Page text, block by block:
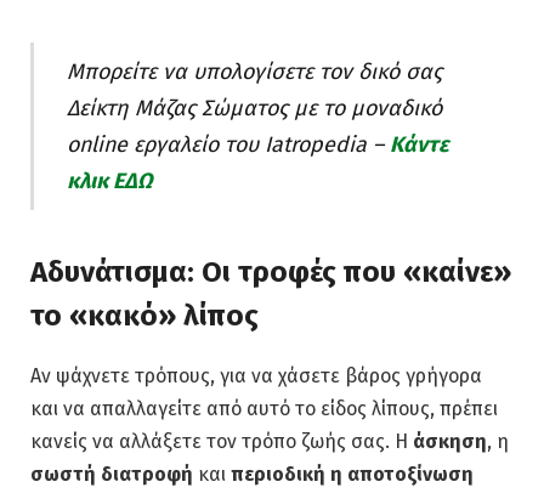
Μπορείτε να υπολογίσετε τον δικό σας
Δείκτη Μάζας Σώματος με το μοναδικό
online εργαλείο του Iatropedia –Κάντε
κλικ ΕΔΩ
Αδυνάτισμα: Οι τροφές που «καίνε»
το «κακό» λίπος
Αν ψάχνετε τρόπους, για να χάσετε βάρος γρήγορα
και να απαλλαγείτε από αυτό το είδος λίπους, πρέπει
κανείς να αλλάξετε τον τρόπο ζωής σας. Η άσκηση, η
σωστή διατροφή και περιοδική η αποτοξίνωση